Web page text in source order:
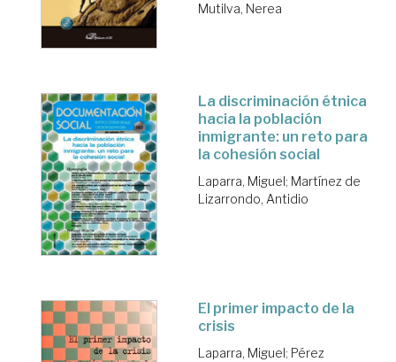
Mutilva, Nerea
La discriminación étnica
hacia la población
inmigrante: un reto para
la cohesión social
Laparra, Miguel; Martínez de
Lizarrondo, Antidio
El primer impacto de la
crisis
Laparra, Miguel ; Pérez